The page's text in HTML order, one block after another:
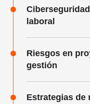
laboral
Riesgos en
gestión
Estrategias de